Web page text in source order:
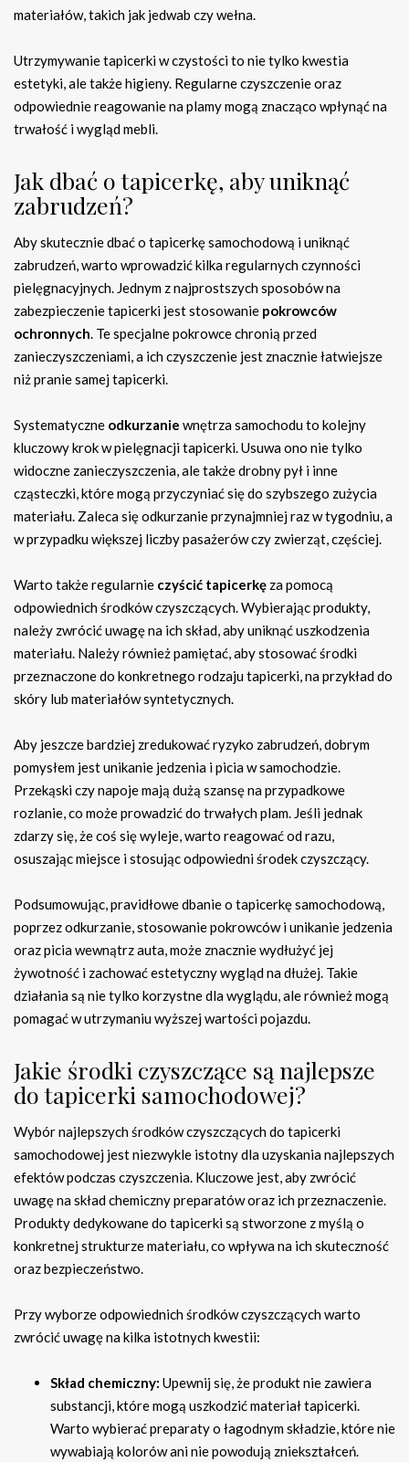
materiałów, takich jak jedwab czy wełna.
Utrzymywanie tapicerki w czystości to nie tylko kwestia
estetyki, ale także higieny. Regularne czyszczenie oraz
odpowiednie reagowanie na plamy mogą znacząco wpłynąć na
trwałość i wygląd mebli.
Jak dbać o tapicerkę, aby uniknąć
zabrudzeń?
Aby skutecznie dbać o tapicerkę samochodową i uniknąć
zabrudzeń, warto wprowadzić kilka regularnych czynności
pielęgnacyjnych. Jednym z najprostszych sposobów na
zabezpieczenie tapicerki jest stosowanie pokrowców
ochronnych. Te specjalne pokrowce chronią przed
zanieczyszczeniami, a ich czyszczenie jest znacznie łatwiejsze
niż pranie samej tapicerki.
Systematyczne odkurzanie wnętrza samochodu to kolejny
kluczowy krok w pielęgnacji tapicerki. Usuwa ono nie tylko
widoczne zanieczyszczenia, ale także drobny pył i inne
cząsteczki, które mogą przyczyniać się do szybszego zużycia
materiału. Zaleca się odkurzanie przynajmniej raz w tygodniu, a
w przypadku większej liczby pasażerów czy zwierząt, częściej.
Warto także regularnie czyścić tapicerkę za pomocą
odpowiednich środków czyszczących. Wybierając produkty,
należy zwrócić uwagę na ich skład, aby uniknąć uszkodzenia
materiału. Należy również pamiętać, aby stosować środki
przeznaczone do konkretnego rodzaju tapicerki, na przykład do
skóry lub materiałów syntetycznych.
Aby jeszcze bardziej zredukować ryzyko zabrudzeń, dobrym
pomysłem jest unikanie jedzenia i picia w samochodzie.
Przekąski czy napoje mają dużą szansę na przypadkowe
rozlanie, co może prowadzić do trwałych plam. Jeśli jednak
zdarzy się, że coś się wyleje, warto reagować od razu,
osuszając miejsce i stosując odpowiedni środek czyszczący.
Podsumowując, pravidłowe dbanie o tapicerkę samochodową,
poprzez odkurzanie, stosowanie pokrowców i unikanie jedzenia
oraz picia wewnątrz auta, może znacznie wydłużyć jej
żywotność i zachować estetyczny wygląd na dłużej. Takie
działania są nie tylko korzystne dla wyglądu, ale również mogą
pomagać w utrzymaniu wyższej wartości pojazdu.
Jakie środki czyszczące są najlepsze
do tapicerki samochodowej?
Wybór najlepszych środków czyszczących do tapicerki
samochodowej jest niezwykle istotny dla uzyskania najlepszych
efektów podczas czyszczenia. Kluczowe jest, aby zwrócić
uwagę na skład chemiczny preparatów oraz ich przeznaczenie.
Produkty dedykowane do tapicerki są stworzone z myślą o
konkretnej strukturze materiału, co wpływa na ich skuteczność
oraz bezpieczeństwo.
Przy wyborze odpowiednich środków czyszczących warto
zwrócić uwagę na kilka istotnych kwestii:
Skład chemiczny: Upewnij się, że produkt nie zawiera
substancji, które mogą uszkodzić materiał tapicerki.
Warto wybierać preparaty o łagodnym składzie, które nie
wywabiają kolorów ani nie powodują zniekształceń.